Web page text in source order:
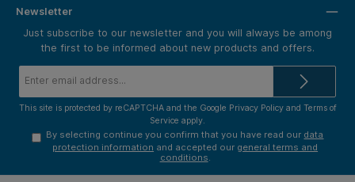
Newsletter
Just subscribe to our newsletter and you will always be among
the first to be informed about new products and offers.
This site is protected by reCAPTCHA and the Google Privacy Policyand Terms of
Service apply.
By selecting continue you confirm that you have read our data
protection information and accepted our general terms and
conditions.